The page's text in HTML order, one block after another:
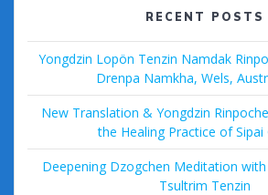
RECENT POSTS
Yongdzin Lopön Tenzin Namdak
Drenpa Namkha, Wels,
New Translation & Yongdzin
the Healing Practice of Sipai
Deepening Dzogchen Meditation
Tsultrim Tenzin